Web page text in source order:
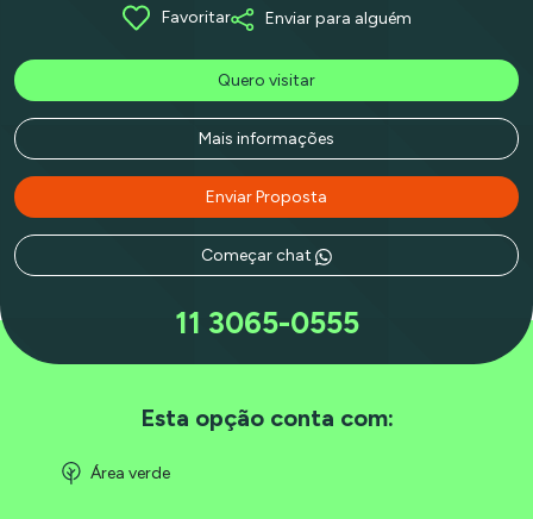
Favoritar Enviar para alguém
Quero visitar
Mais informações
Enviar Proposta
Começar chat
11 3065-0555
Esta opção conta com:
Área verde